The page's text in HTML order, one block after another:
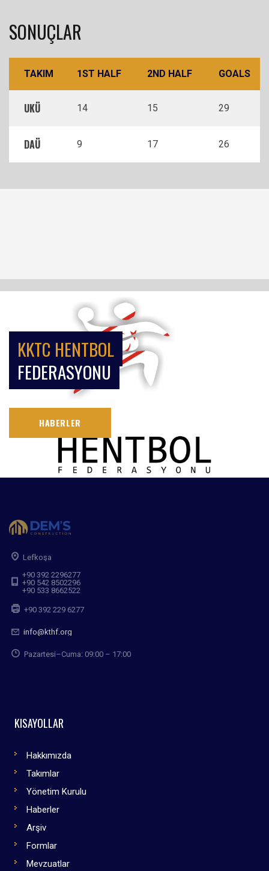
SONUÇLAR
TAKIM 1ST HALF 2ND HALF GOALS
UKÜ 14 15 29
DAÜ 9 17 26
KKTC HENTBOL
FEDERASYONU
HABERLER
Lefkoşa
+90 392 2296277
+90 542 8502296
+90 533 8662522
+90 392 229 6277
info@kthf.org
Pazartesi–Cuma: 09:00 – 17:00
KISAYOLLAR
Hakkımızda
Takımlar
Yönetim Kurulu
Haberler
Arşiv
Formlar
Mevzuatlar